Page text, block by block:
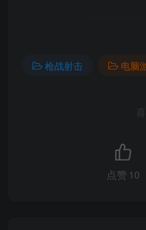
枪战射击 电脑
点赞 10